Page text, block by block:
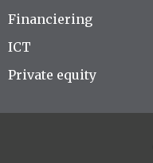
Financiering
ICT
Private equity